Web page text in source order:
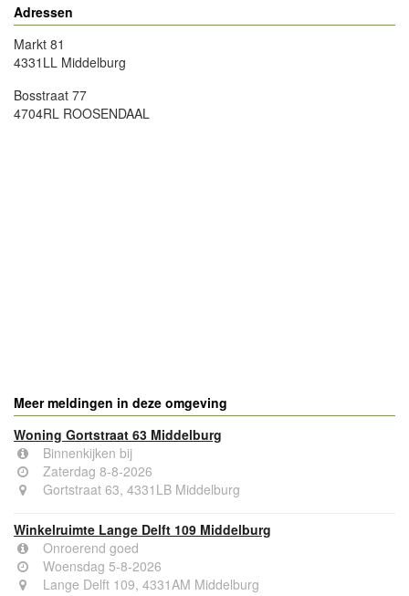
Adressen
Markt 81
4331LL Middelburg
Bosstraat 77
4704RL ROOSENDAAL
Meer meldingen in deze omgeving
Woning Gortstraat 63 Middelburg
Binnenkijken bij
Zaterdag 8-8-2026
Gortstraat 63, 4331LB Middelburg
Winkelruimte Lange Delft 109 Middelburg
Onroerend goed
Woensdag 5-8-2026
Lange Delft 109, 4331AM Middelburg